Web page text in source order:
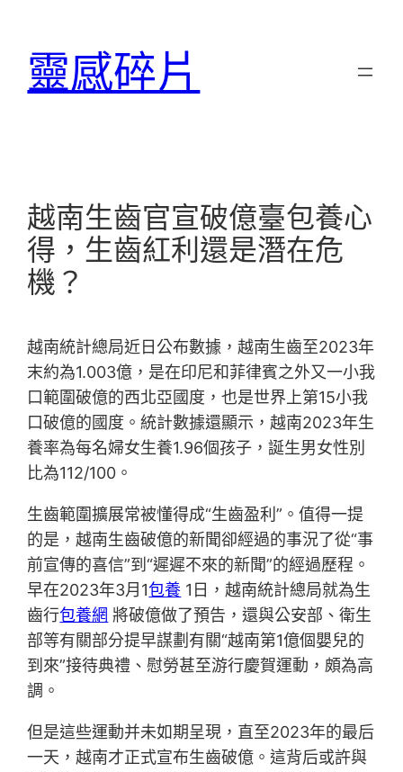
靈感碎片
越南生齒官宣破億臺包養心
得，生齒紅利還是潛在危
機？
越南統計總局近日公布數據，越南生齒至2023年
末約為1.003億，是在印尼和菲律賓之外又一小我
口範圍破億的西北亞國度，也是世界上第15小我
口破億的國度。統計數據還顯示，越南2023年生
養率為每名婦女生養1.96個孩子，誕生男女性別
比為112/100。
生齒範圍擴展常被懂得成“生齒盈利”。值得一提
的是，越南生齒破億的新聞卻經過的事況了從“事
前宣傳的喜信”到“遲遲不來的新聞”的經過歷程。
早在2023年3月1包養 1日，越南統計總局就為生
齒行包養網 將破億做了預告，還與公安部、衛生
部等有關部分提早謀劃有關“越南第1億個嬰兒的
到來”接待典禮、慰勞甚至游行慶賀運動，頗為高
調。
但是這些運動并未如期呈現，直至2023年的最后
一天，越南才正式宣布生齒破億。這背后或許與